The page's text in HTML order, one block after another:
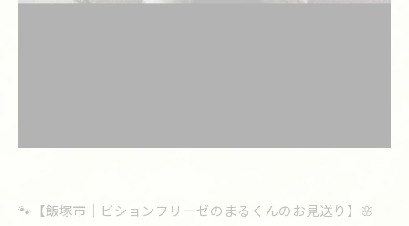
🐾【飯塚市｜ビションフリーゼのまるくんのお見送り】🌸